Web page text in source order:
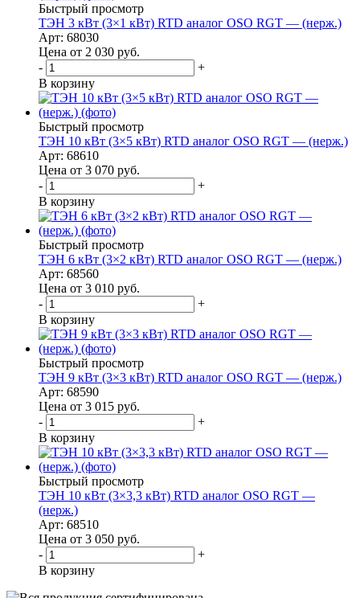
Быстрый просмотр
ТЭН 3 кВт (3×1 кВт) RTD аналог OSO RGT — (нерж.)
Арт: 68030
Цена от 2 030 руб.
-
+
В корзину
Быстрый просмотр
ТЭН 10 кВт (3×5 кВт) RTD аналог OSO RGT — (нерж.)
Арт: 68610
Цена от 3 070 руб.
-
+
В корзину
Быстрый просмотр
ТЭН 6 кВт (3×2 кВт) RTD аналог OSO RGT — (нерж.)
Арт: 68560
Цена от 3 010 руб.
-
+
В корзину
Быстрый просмотр
ТЭН 9 кВт (3×3 кВт) RTD аналог OSO RGT — (нерж.)
Арт: 68590
Цена от 3 015 руб.
-
+
В корзину
Быстрый просмотр
ТЭН 10 кВт (3×3,3 кВт) RTD аналог OSO RGT —
(нерж.)
Арт: 68510
Цена от 3 050 руб.
-
+
В корзину